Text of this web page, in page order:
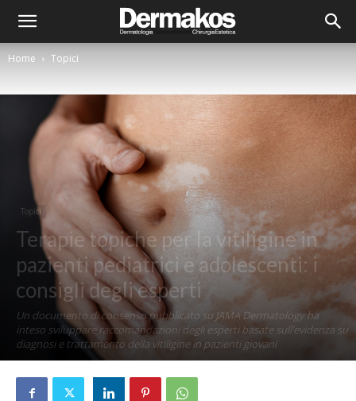
Home Topici
Topici
Terapie topiche per la vitiligine in
pazienti pediatrici e adolescenti: i
consigli degli esperti
Un documento di consenso pubblicato su JAMA Dermatology ha
inteso sviluppare raccomandazioni degli esperti basate sull’evidenza su
diagnosi e trattamento della vitiligine in pazienti giovani